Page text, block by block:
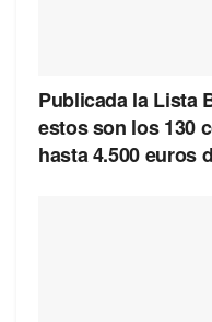
Publicada la Lista
estos son los 130
hasta 4.500 euros